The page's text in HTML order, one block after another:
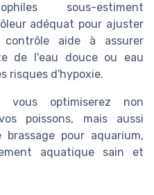
sous-estiment
adéquat pour ajuster
aide à assurer
de l'eau douce ou eau
risques d'hypoxie.
optimiserez non
poissons, mais aussi
pour aquarium,
aquatique sain et